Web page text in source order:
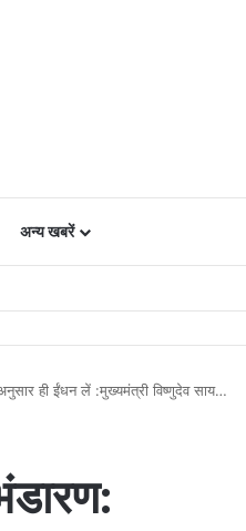
अन्य खबरें
बने किसानों के भरोसेमंद कृषि साथी…..
ही ईंधन लें :मुख्यमंत्री विष्णुदेव साय…